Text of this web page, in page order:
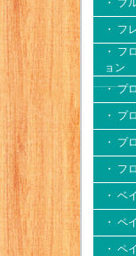
・ ブ
・ フ
・ フ
ョン
・ プ
・ プ
・ プ
・ フ
・ ベ
・ ペ
・ ペ